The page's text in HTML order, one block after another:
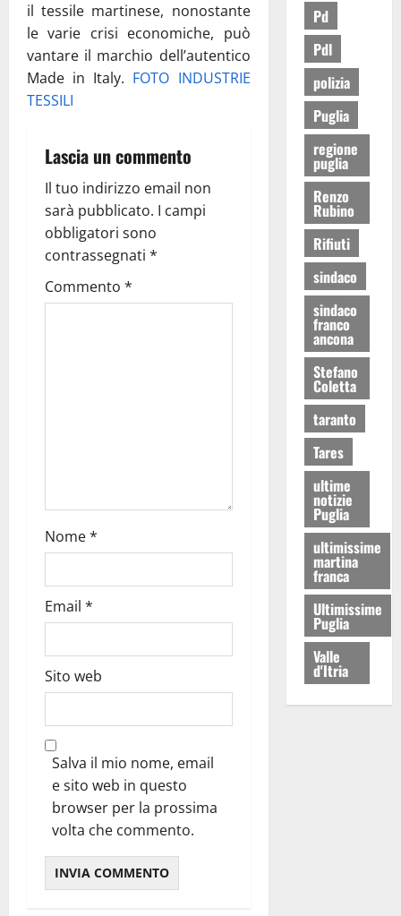
il tessile martinese, nonostante
le varie crisi economiche, può
vantare il marchio dell’autentico
Made in Italy. FOTO INDUSTRIE
TESSILI
Lascia un commento
Il tuo indirizzo email non
sarà pubblicato. I campi
obbligatori sono
contrassegnati *
Commento *
Nome*
Email *
Sito web
Salva il mio nome, email
e sito web in questo
browser per la prossima
volta che commento.
Pd
Pdl
polizia
Puglia
regione
puglia
Renzo
Rubino
Rifiuti
sindaco
sindaco
franco
ancona
Stefano
Coletta
taranto
Tares
ultime
notizie
Puglia
ultimissime
martina
franca
Ultimissime
Puglia
Valle
d'Itria